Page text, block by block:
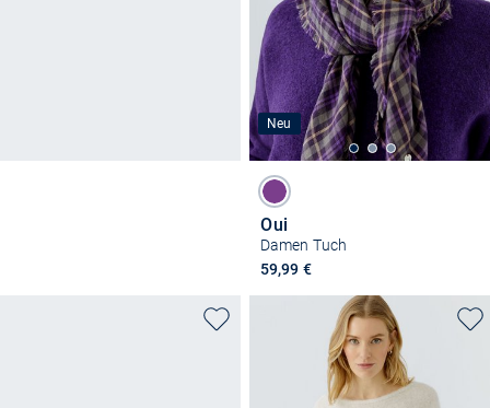
Neu
Oui
Damen Tuch
59,99 €